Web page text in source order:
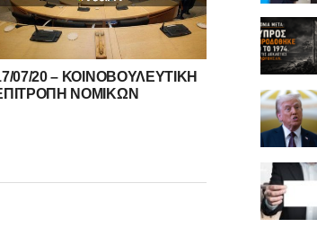
07/20 – ΚΟΙΝΟΒΟΥΛΕΥΤΙΚΗ
ΝΟΜΙΚΩΝ